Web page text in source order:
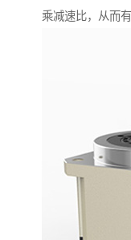
乘减速比，从而